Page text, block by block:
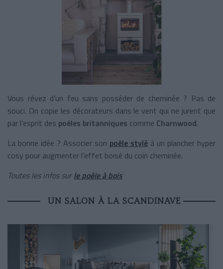
Vous rêvez d’un feu sans posséder de cheminée ? Pas de
souci. On copie les décorateurs dans le vent qui ne jurent que
par l’esprit des poêles britanniques comme Charnwood.
La bonne idée ? Associer son poêle stylé à un plancher hyper
cosy pour augmenter l’effet boisé du coin cheminée.
Toutes les infos surle poêle à bois
UN SALON À LA SCANDINAVE